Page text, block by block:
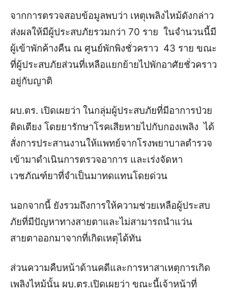
จากการตรวจสอบข้อมูลพบว่า เหตุเพลิงไหม้ดังกล่าว
ส่งผลให้มีผู้ประสบภัยรวมกว่า 70 ราย ในจำนวนนี้มี
ผู้เข้าพักค้างคืน ณ ศูนย์พักพิงชั่วคราว 43 ราย ขณะ
ที่ผู้ประสบภัยส่วนที่เหลือแยกย้ายไปพักอาศัยชั่วคราว
อยู่กับญาติ
ผบ.ตร. เปิดเผยว่า ในกลุ่มผู้ประสบภัยที่มีอาการป่วย
ติดเตียง โดยยารักษาโรคเสียหายไปกับกองเพลิง ได้
สั่งการประสานงานให้แพทย์จากโรงพยาบาลตำรวจ
เข้ามาดำเนินการตรวจอาการ และเร่งจัดหา
เวชภัณฑ์ยาที่จำเป็นมาทดแทนโดยด่วน
นอกจากนี้ ยังรวมถึงการให้ความช่วยเหลือผู้ประสบ
ภัยที่มีปัญหาทางสายตาและไม่สามารถนำแว่น
สายตาออกมาจากที่เกิดเหตุได้ทัน
ส่วนความคืบหน้าด้านคดีและการหาสาเหตุการเกิด
เพลิงไหม้นั้น ผบ.ตร.เปิดเผยว่า ขณะนี้เจ้าหน้าที่